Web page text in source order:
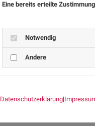
Eine bereits erteilte
Notwendig
Andere
Datenschutzerklärung|